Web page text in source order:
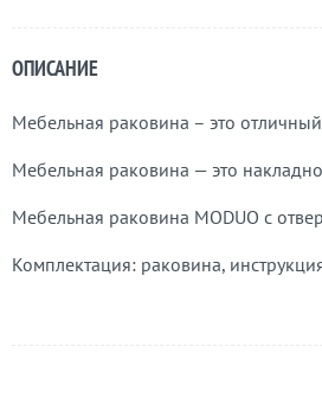
ОПИСАНИЕ
Мебельная раковина – это
Мебельная раковина — это
Мебельная раковина MODUO с
Комплектация: раковина,